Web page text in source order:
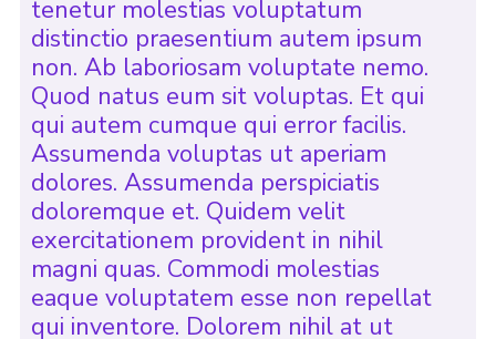
tenetur molestias voluptatum
distinctio praesentium autem ipsum
non. Ab laboriosam voluptate nemo.
Quod natus eum sit voluptas. Et qui
qui autem cumque qui error facilis.
Assumenda voluptas ut aperiam
dolores. Assumenda perspiciatis
doloremque et. Quidem velit
exercitationem provident in nihil
magni quas. Commodi molestias
eaque voluptatem esse non repellat
qui inventore. Dolorem nihil at ut